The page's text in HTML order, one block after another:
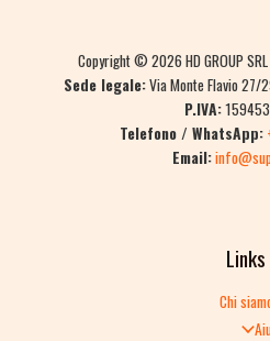
Copyright © 2026 HD GROUP
Sede legale:Via Monte Flavio 27/
P.IVA:
Telefono / WhatsApp:
Email:
Links
Chi